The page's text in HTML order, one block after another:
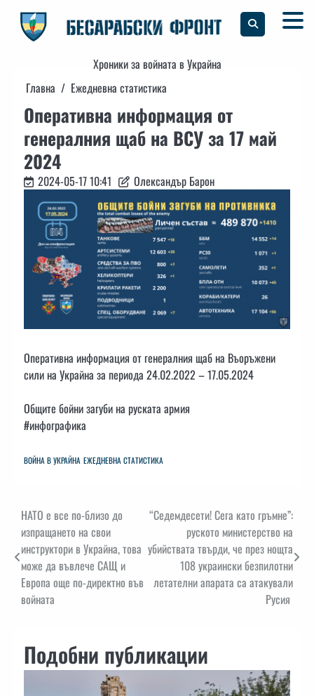
content
Хроники за войната в Украйна
Главна
Ежедневна статистика
Оперативна информация от
генералния щаб на ВСУ за 17 май
2024
2024-05-17 10:41 Олександър Барон
Оперативна информация от генералния щаб на Въоръжени
сили на Украйна за периода 24.02.2022 – 17.05.2024
Общите бойни загуби на руската армия
#инфографика
ВОЙНА В УКРАЙНА ЕЖЕДНЕВНА СТАТИСТИКА
Навигация
НАТО е все по-близо до
изпращането на свои
инструктори в Украйна, това
може да въвлече САЩ и
Европа още по-директно във
войната
“Седемдесети! Сега като гръмне”:
руското министерство на
убийствата твърди, че през нощта
108 украински безпилотни
летателни апарата са атакували
Русия
Подобни публикации